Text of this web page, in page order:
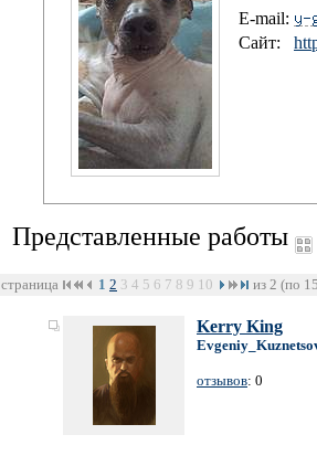
E-mail:
Сайт:
Представленные работы
страница 1 2 3 4 5 6 7 8 9 10 из 2 (по
Kerry King
отзывов: 0